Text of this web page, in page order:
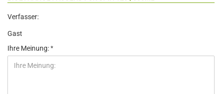
Verfasser:
Gast
Ihre Meinung: